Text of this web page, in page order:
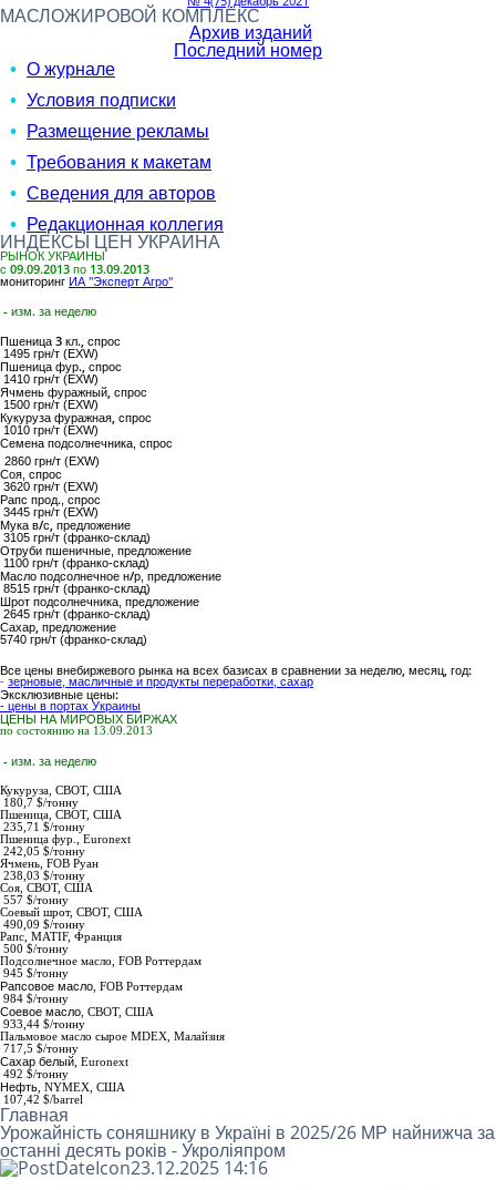
МАСЛОЖИРОВОЙ КОМПЛЕКС
Архив изданий
Последний номер
О журнале
Условия подписки
Размещение рекламы
Требования к макетам
Сведения для авторов
Редакционная коллегия
ИНДЕКСЫ ЦЕН УКРАИНА
РЫНОК УКРАИНЫ
с 09.09.2013 по 13.09.2013
мониторинг ИА "Эксперт Агро"
- изм. за неделю
Пшеница 3 кл., спрос
1495 грн/т (EXW)
Пшеница фур., спрос
1410 грн/т (EXW)
Ячмень фуражный, спрос
1500 грн/т (EXW)
Кукуруза фуражная, спрос
1010 грн/т (EXW)
Семена подсолнечника , спрос
2860 грн/т (EXW)
Соя , спрос
3620 грн/т (EXW)
Рапс прод. , спрос
3445 грн/т (EXW)
Мука в/с, предложение
3105 грн/т (франко-склад)
Отруби пшеничные , предложение
1100 грн/т (франко-склад)
Масло подсолнечное н/р , предложение
8515 грн/т (франко-склад)
Шрот подсолнечника , предложение
2645 грн/т (франко-склад)
Сахар, предложение
5740 грн/т (франко-склад)
Все цены внебиржевого рынка на всех базисах в сравнении за неделю, месяц, год:
- зерновые, масличные и продукты переработки, сахар
Эксклюзивные цены:
- цены в портах Украины
ЦЕНЫ НА МИРОВЫХ БИРЖАХ
по состоянию на 13.09.2013
- изм. за неделю
Кукуруза, СВОТ, США
180,7 $/тонну
Пшеница, СВОТ, США
235,71 $/тонну
Пшеница фур.,
Euronext
242,05 $/тонну
Ячмень, FOB Руан
238,03 $/тонну
Соя, СВОТ, США
557 $/тонну
Соевый шрот, СВОТ, США
490,09 $/тонну
Рапс , MATIF, Франция
500 $/тонну
Подсолнечное масло FOB Роттердам
945 $/тонну
Рапсовое масло FOB Роттердам
984 $/тонну
Соевое масло СВОТ, США
933,44 $/тонну
Пальмовое масло сырое МDEX , Малайзия
717,5 $/тонну
Сахар белый Euronext
492 $/тонну
Нефть , NYMEX, США
107,42 $/barrel
Главная
Урожайність соняшнику в Україні в 2025/26 МР найнижча за
останні десять років - Укроліяпром
23.12.2025 14:16